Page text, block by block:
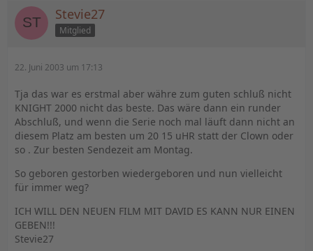
Stevie27
Mitglied
22. Juni 2003 um 17:13
Tja das war es erstmal aber währe zum guten schluß nicht
KNIGHT 2000 nicht das beste. Das wäre dann ein runder
Abschluß, und wenn die Serie noch mal läuft dann nicht an
diesem Platz am besten um 20 15 uHR statt der Clown oder
so . Zur besten Sendezeit am Montag.
So geboren gestorben wiedergeboren und nun vielleicht
für immer weg?
ICH WILL DEN NEUEN FILM MIT DAVID ES KANN NUR EINEN
GEBEN!!!
Stevie27